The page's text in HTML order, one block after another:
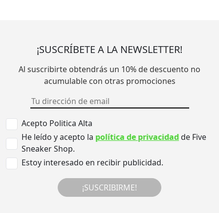
¡SUSCRÍBETE A LA NEWSLETTER!
Al suscribirte obtendrás un 10% de descuento no
acumulable con otras promociones
Acepto Politica Alta
He leído y acepto la política de privacidad de Five
Sneaker Shop.
Estoy interesado en recibir publicidad.
¡SUSCRIBIRME!